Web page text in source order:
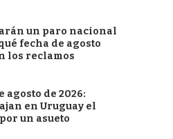
un paro nacional
fecha de agosto
los reclamos
agosto de 2026:
en Uruguay el
un asueto